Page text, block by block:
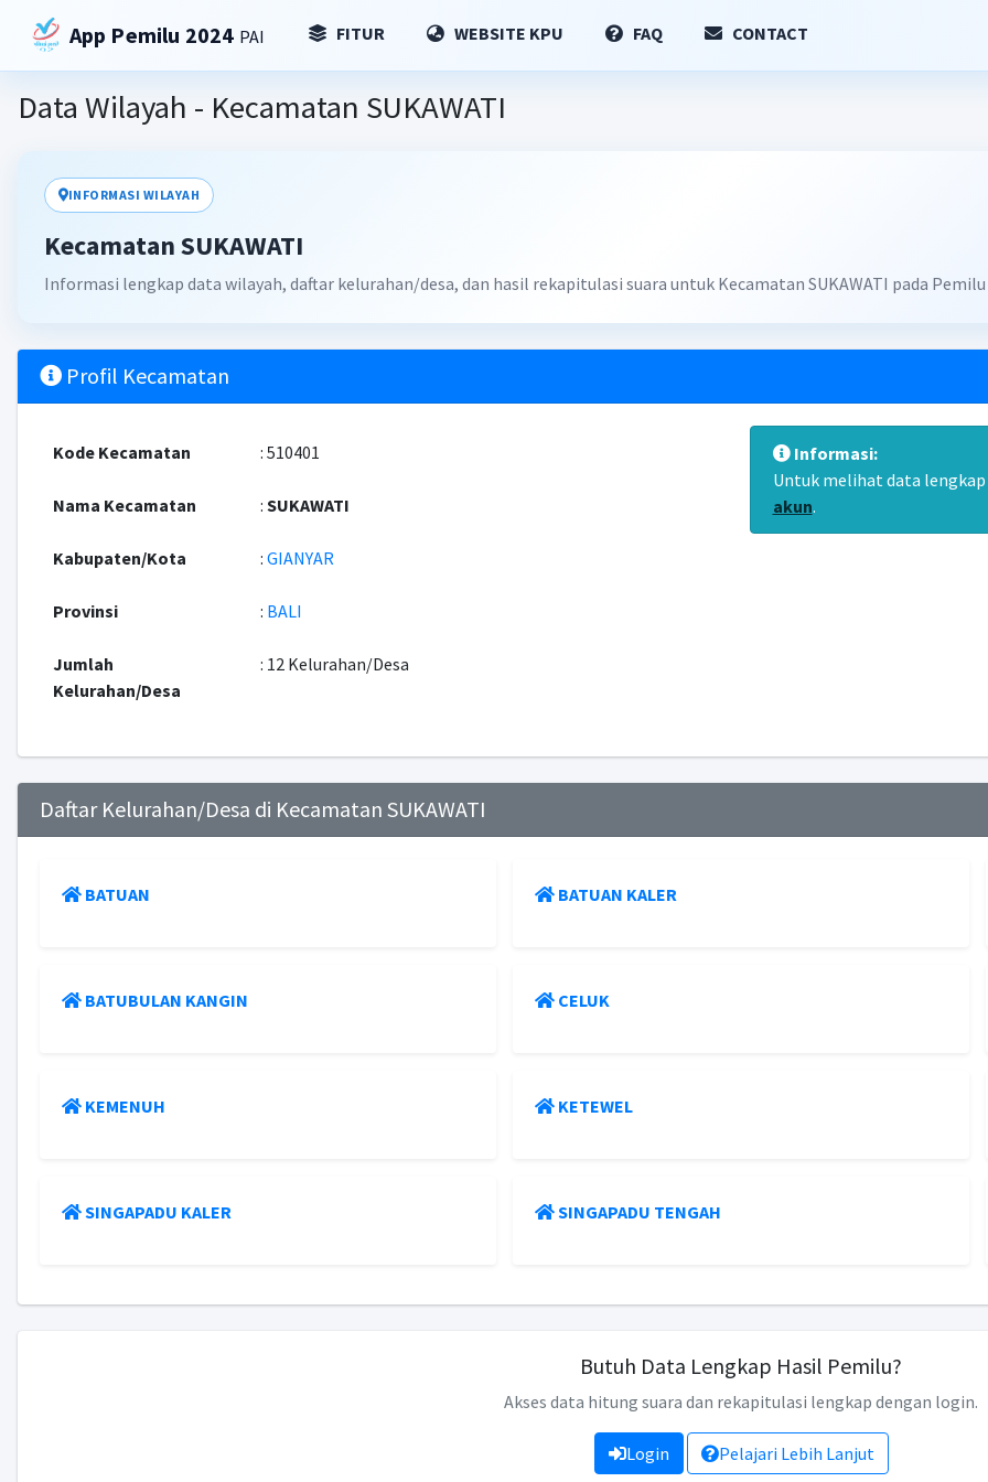
App Pemilu 2024 PAI FITUR WEBSITE KPU FAQ CONTACT
Data Wilayah - Kecamatan SUKAWATI
INFORMASI WILAYAH
Kecamatan SUKAWATI
Informasi lengkap data wilayah, daftar kelurahan/desa, dan hasil rekapitulasi suara untuk Kecamatan SUKAWATI pada Pemilu
Profil Kecamatan
Kode Kecamatan : 510401
Nama Kecamatan : SUKAWATI
Kabupaten/Kota : GIANYAR
Provinsi : BALI
Jumlah
Kelurahan/Desa
: 12 Kelurahan/Desa
Informasi:
Untuk melihat data
akun.
Daftar Kelurahan/Desa di Kecamatan SUKAWATI
BATUAN BATUAN KALER
BATUBULAN KANGIN CELUK
KEMENUH KETEWEL
SINGAPADU KALER SINGAPADU TENGAH
Butuh Data Lengkap Hasil Pemilu?
Akses data hitung suara dan rekapitulasi lengkap dengan login.
Login Pelajari Lebih Lanjut